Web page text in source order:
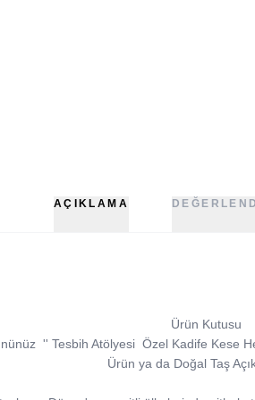
AÇIKLAMA
Ürün Kutusu
'' Tesbih AtölyesiÖzel Kadife Kese
Ürün ya da Doğal Taş